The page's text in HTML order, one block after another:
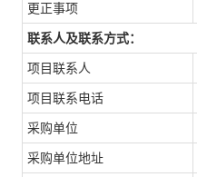
更正事项
联系人及联系方式：
项目联系人
项目联系电话
采购单位
采购单位地址